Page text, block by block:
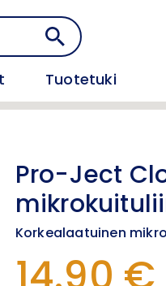
Tuotetuki
Pro-Ject
Korkealaatuinen